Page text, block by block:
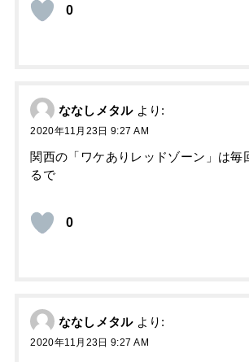
0
ななしメタル より:
2020年11月23日 9:27 AM
関西の「ワケありレッドゾーン」は毎
るで
0
ななしメタル より:
2020年11月23日 9:27 AM